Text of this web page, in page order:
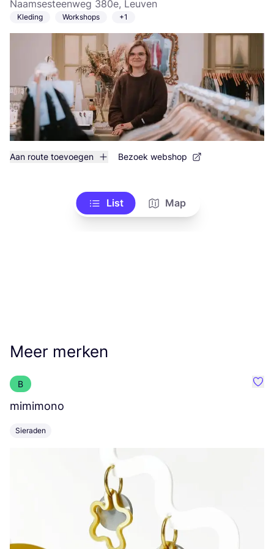
Naamsesteenweg 380e, Leuven
Kleding Workshops +1
Aan route toevoegen Bezoek webshop
List Map
Meer merken
B
mimimono
Sieraden